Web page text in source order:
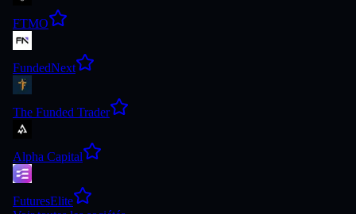
FTMO
FundedNext
The Funded Trader
Alpha Capital
FuturesElite